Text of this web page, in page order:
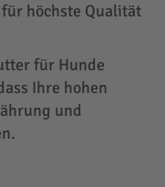
für höchste Qualität
für Hunde
Ihre hohen
und